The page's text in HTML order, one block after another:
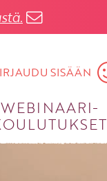
SISÄÄN
WEBINAARI­